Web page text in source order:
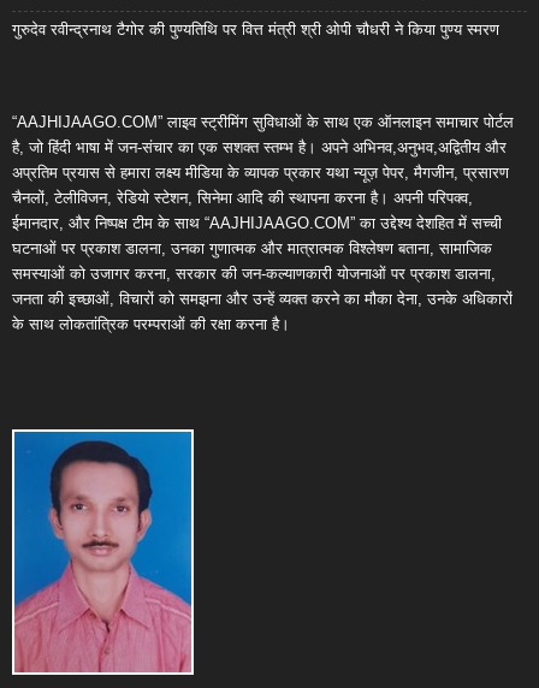
गुरुदेव रवीन्द्रनाथ टैगोर की पुण्यतिथि पर वित्त मंत्री श्री ओपी चौधरी ने किया पुण्य स्मरण
“AAJHIJAAGO.COM” लाइव स्ट्रीमिंग सुविधाओं के साथ एक ऑनलाइन समाचार पोर्टल
है, जो हिंदी भाषा में जन-संचार का एक सशक्त स्तम्भ है। अपने अभिनव,अनुभव,अद्वितीय और
अप्रतिम प्रयास से हमारा लक्ष्य मीडिया के व्यापक प्रकार यथा न्यूज़ पेपर, मैगजीन, प्रसारण
चैनलों, टेलीविजन, रेडियो स्टेशन, सिनेमा आदि की स्थापना करना है। अपनी परिपक्व,
ईमानदार, और निष्पक्ष टीम के साथ “AAJHIJAAGO.COM” का उद्देश्य देशहित में सच्ची
घटनाओं पर प्रकाश डालना, उनका गुणात्मक और मात्रात्मक विश्लेषण बताना, सामाजिक
समस्याओं को उजागर करना, सरकार की जन-कल्याणकारी योजनाओं पर प्रकाश डालना,
जनता की इच्छाओं, विचारों को समझना और उन्हें व्यक्त करने का मौका देना, उनके अधिकारों
के साथ लोकतांत्रिक परम्पराओं की रक्षा करना है।